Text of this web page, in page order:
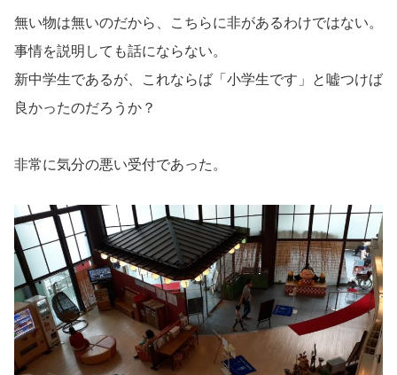
無い物は無いのだから、こちらに非があるわけではない。
事情を説明しても話にならない。
新中学生であるが、これならば「小学生です」と嘘つけば
良かったのだろうか？
非常に気分の悪い受付であった。